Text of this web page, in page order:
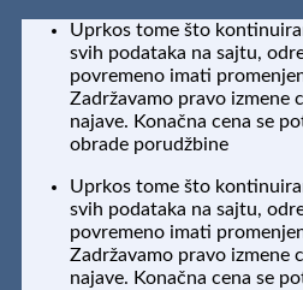
Preskoči
sadržaj
Uprkos tome što
svih podataka na sajtu,
povremeno imati
Zadržavamo pravo izmene
najave. Konačna cena se
obrade porudžbine
Uprkos tome što
svih podataka na sajtu,
povremeno imati
Zadržavamo pravo izmene
najave. Konačna cena se